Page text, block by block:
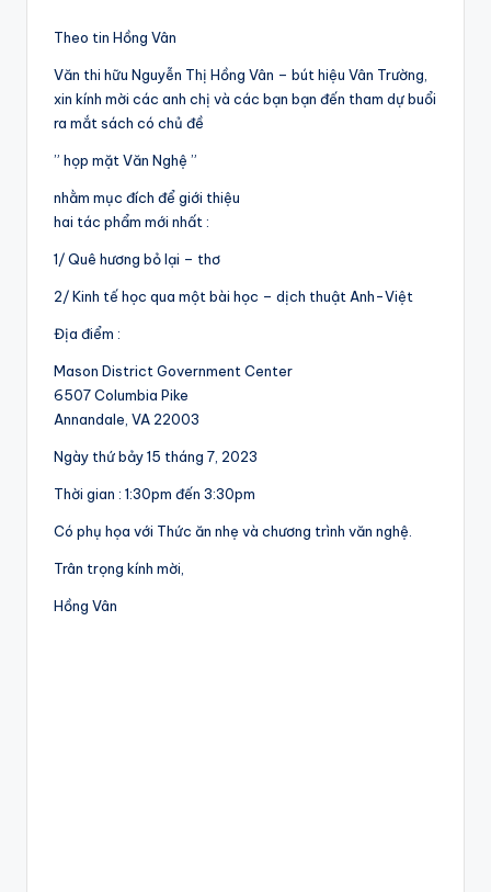
Theo tin Hồng Vân
Văn thi hữu Nguyễn Thị Hồng Vân – bút hiệu Vân Trường,
xin kính mời các anh chị và các bạn bạn đến tham dự buổi
ra mắt sách có chủ đề
” họp mặt Văn Nghệ ”
nhằm mục đích để giới thiệu
hai tác phẩm mới nhất :
1/ Quê hương bỏ lại – thơ
2/ Kinh tế học qua một bài học – dịch thuật Anh-Việt
Địa điểm :
Mason District Government Center
6507 Columbia Pike
Annandale, VA 22003
Ngày thứ bảy 15 tháng 7, 2023
Thời gian : 1:30pm đến 3:30pm
Có phụ họa với Thức ăn nhẹ và chương trình văn nghệ.
Trân trọng kính mời,
Hồng Vân